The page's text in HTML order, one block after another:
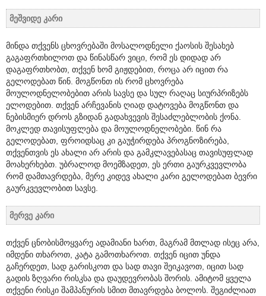
მეშვიდე კარი
მინდა თქვენს ცხოვრებაში მოსალოდნელი ქაოსის შესახებ
გაგაფრთხილოთ და წინასწარ ვიცი, რომ ეს დიდად არ
დაგაფრთხობთ, თქვენ ხომ გიჟდებით, როცა არ იცით რა
გელოდებათ წინ. მოგწონთ ის რომ ცხოვრება
მოულოდნელობებით არის სავსე და სულ რაღაც სიურპრიზებს
ელოდებით. თქვენ არჩევანის ღიად დატოვება მოგწონთ და
ნებისმიერ დროს გზიდან გადახვევის შესაძლებლობის ქონა.
მოკლედ თავისუფლება და მოულოდნელობები. წინ რა
გელოდებათ, ფროიდსაც კი გაუჭირდება პროგნოზირება,
თქვენთვის ეს ახალი არ არის და გამკლავებასაც თავისუფლად
მოახერხებთ. უბრალოდ მოემზადეთ, ეს ერთი გაურკვევლობა
რომ დამთავრდება, მერე კიდევ ახალი კარი გელოდებათ ბევრი
გაურკვევლობით სავსე.
მერვე კარი
თქვენ ცნობისმოყვარე ადამიანი ხართ, მაგრამ მთლად ისეც არა,
იმდენი თხაროთ, კატა გამოთხაროთ. თქვენ იცით უნდა
გაჩერდეთ, სად გარისკოთ და სად თავი შეიკავოთ, იცით სად
გადის ზღვარი რისკსა და დაუდევრობას შორის. ამიტომ ყველა
თქვენი რისკი შამპანურის სმით მთავრდება ბოლოს. შეგიძლიათ